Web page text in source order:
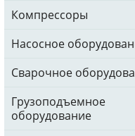
Компрессоры
Насосное
Сварочное
Грузоподъемное
оборудование